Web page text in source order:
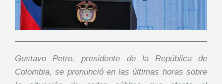
Gustavo Petro, presidente de la República de
Colombia, se pronunció en las últimas horas sobre